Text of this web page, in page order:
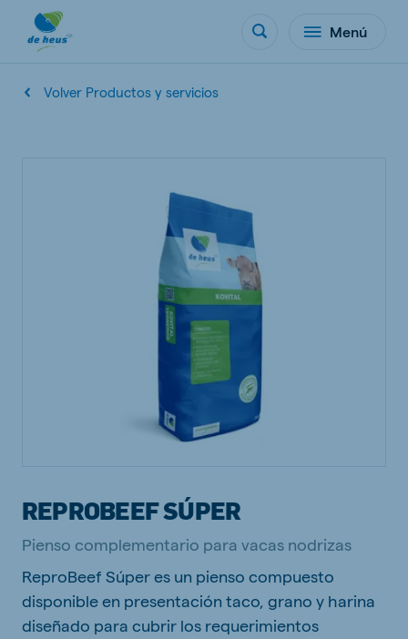
Menú
Volver Productos y servicios
REPROBEEF SÚPER
Pienso complementario para vacas nodrizas
ReproBeef Súper es un pienso compuesto
disponible en presentación taco, grano y harina
diseñado para cubrir los requerimientos